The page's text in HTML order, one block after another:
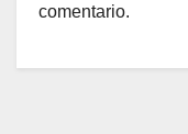
comentario.